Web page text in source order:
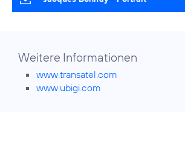
Weitere Informationen
www.transatel.com
www.ubigi.com